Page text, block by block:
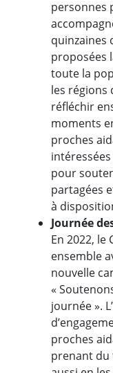
personnes
quinzaines
proposées
toute la
les régions
réfléchir
moments
proches
pour
partagées
à
Journée
En 2022, le
ensemble
nouvelle
«
journée ».
proches
prenant du